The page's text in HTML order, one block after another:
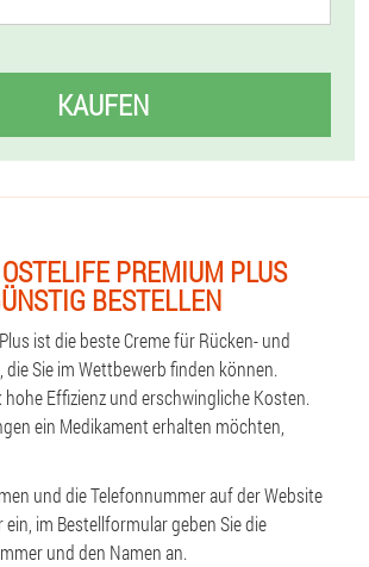
KAUFEN
PREMIUM PLUS
BESTELLEN
ist die beste Creme für Rücken- und
die Sie im Wettbewerb finden können.
hohe Effizienz und erschwingliche Kosten.
ein Medikament erhalten möchten,
und die Telefonnummer auf der Website
im Bestellformular geben Sie die
und den Namen an.